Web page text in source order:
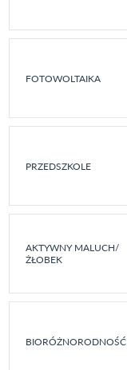
FOTOWOLTAIKA
PRZEDSZKOLE
AKTYWNY MALUCH/
ŻŁOBEK
BIORÓŻNORODNOŚĆ